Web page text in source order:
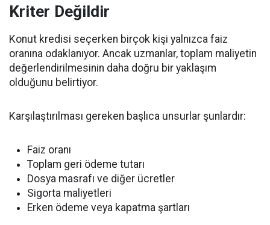
Kriter Değildir
Konut kredisi seçerken birçok kişi yalnızca faiz
oranına odaklanıyor. Ancak uzmanlar, toplam maliyetin
değerlendirilmesinin daha doğru bir yaklaşım
olduğunu belirtiyor.
Karşılaştırılması gereken başlıca unsurlar şunlardır:
Faiz oranı
Toplam geri ödeme tutarı
Dosya masrafı ve diğer ücretler
Sigorta maliyetleri
Erken ödeme veya kapatma şartları